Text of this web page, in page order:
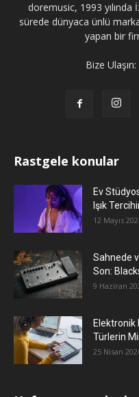
doremusic, 1993 yılında
sürede dünyaca ünlü
yapan bir
Bize Ulaşın:
Rastgele konular
Ev
Işık
12 Mayıs
Sahnede
Son:
9 Haziran
Elektronik
Türlerin
25 Nisan